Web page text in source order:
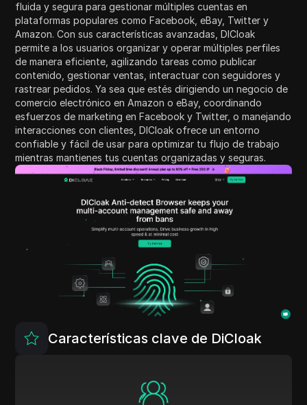
fluida y segura para gestionar múltiples cuentas en
plataformas populares como Facebook, eBay, Twitter y
Amazon. Con sus características avanzadas, DICloak
permite a los usuarios organizar y operar múltiples perfiles
de manera eficiente, agilizando tareas como publicar
contenido, gestionar ventas, interactuar con seguidores y
rastrear pedidos. Ya sea que estés dirigiendo un negocio de
comercio electrónico en Amazon o eBay, coordinando
esfuerzos de marketing en Facebook y Twitter, o manejando
interacciones con clientes, DICloak ofrece un entorno
confiable y fácil de usar para optimizar tu flujo de trabajo
mientras mantienes tus cuentas organizadas y seguras.
Características clave de DiCloak